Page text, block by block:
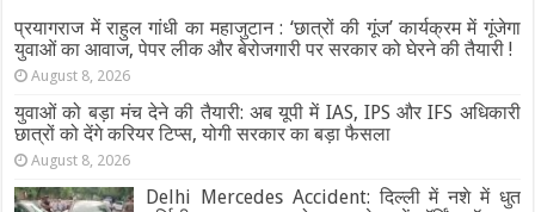
प्रयागराज में राहुल गांधी का महाजुटान : ‘छात्रों की गूंज’ कार्यक्रम में गूंजेगा
युवाओं का आवाज, पेपर लीक और बेरोजगारी पर सरकार को घेरने की तैयारी !
August 8, 2026
युवाओं को बड़ा मंच देने की तैयारी: अब यूपी में IAS, IPS और IFS अधिकारी
छात्रों को देंगे करियर टिप्स, योगी सरकार का बड़ा फैसला
August 8, 2026
Delhi Mercedes Accident: दिल्ली में नशे में धुत